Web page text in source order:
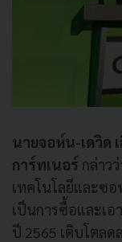
นายจอห์น-เดวิด
การ์ทเนอร์ กล่าว
เทคโนโลยีและซ
เป็นการซื้อและเอ
ปี 2565 เติบโตลด